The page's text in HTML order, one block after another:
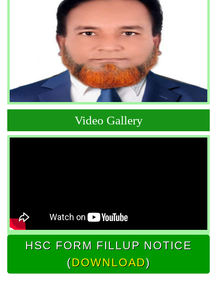
Video Gallery
HSC FORM FILLUP NOTICE
(DOWNLOAD)